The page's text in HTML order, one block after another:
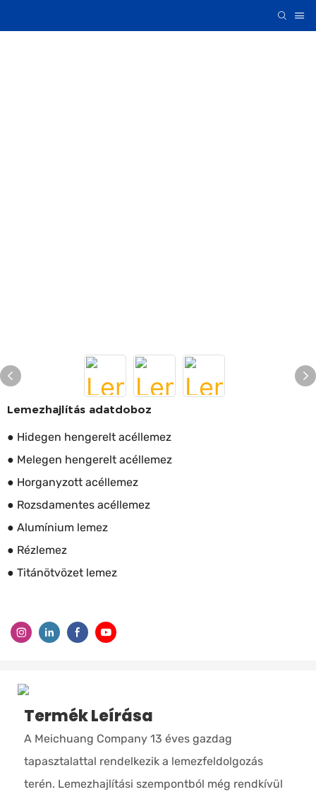
Lemezhajlítás adatdoboz
● Hidegen hengerelt acéllemez
● Melegen hengerelt acéllemez
● Horganyzott acéllemez
● Rozsdamentes acéllemez
● Alumínium lemez
● Rézlemez
● Titánötvözet lemez
Termék Leírása
A Meichuang Company 13 éves gazdag
tapasztalattal rendelkezik a lemezfeldolgozás
terén. Lemezhajlítási szempontból még rendkívül